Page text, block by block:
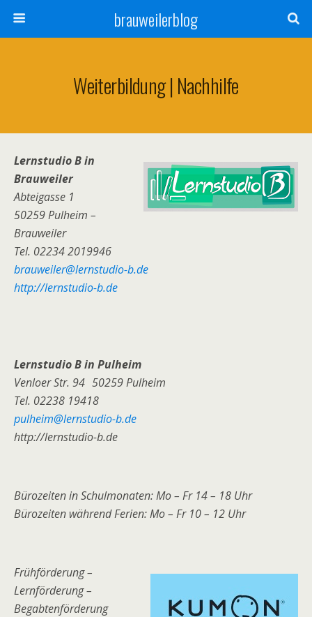
brauweilerblog
Weiterbildung | Nachhilfe
Lernstudio B in
Brauweiler
Abteigasse 1
50259 Pulheim –
Brauweiler
Tel. 02234 2019946
brauweiler@lernstudio-b.de
http://lernstudio-b.de
Lernstudio B in Pulheim
Venloer Str. 94 50259 Pulheim
Tel. 02238 19418
pulheim@lernstudio-b.de
http://lernstudio-b.de
Bürozeiten in Schulmonaten: Mo – Fr 14 – 18 Uhr
Bürozeiten während Ferien: Mo – Fr 10 – 12 Uhr
Frühförderung –
Lernförderung –
Begabtenförderung